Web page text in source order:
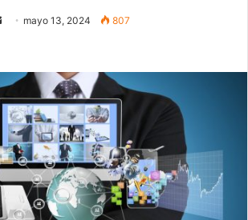
Send mayo 13, 2024 807